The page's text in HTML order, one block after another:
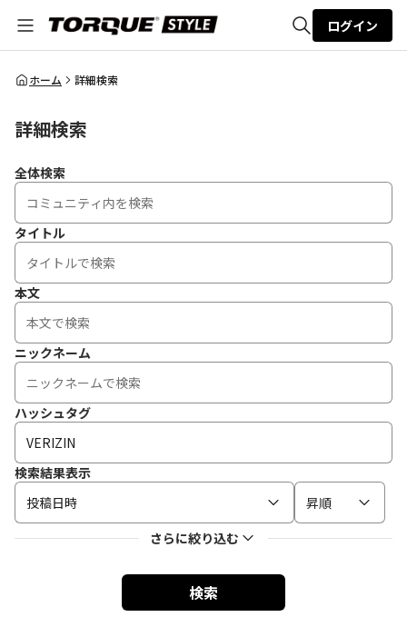
全体検索
ログイン
ホーム 詳細検索
詳細検索
全体検索
タイトル
本文
ニックネーム
ハッシュタグ
検索結果表示
投稿日時
昇順
さらに絞り込む
検索